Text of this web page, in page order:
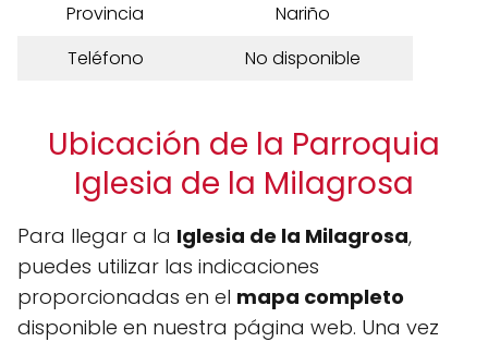
Provincia
Nariño
Teléfono
No disponible
Ubicación de la Parroquia
Iglesia de la Milagrosa
Para llegar a la Iglesia de la Milagrosa,
puedes utilizar las indicaciones
proporcionadas en el mapa completo
disponible en nuestra página web. Una vez